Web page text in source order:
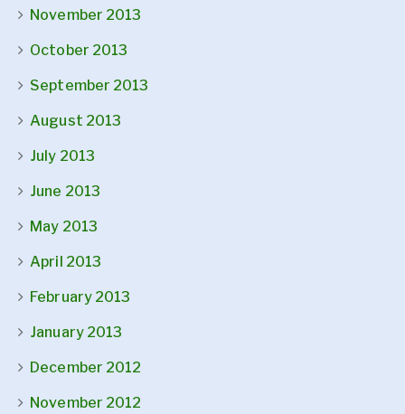
November 2013
October 2013
September 2013
August 2013
July 2013
June 2013
May 2013
April 2013
February 2013
January 2013
December 2012
November 2012